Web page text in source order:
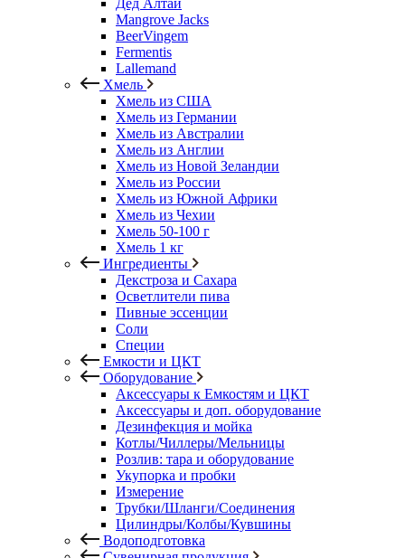
Дед Алтай
Mangrove Jacks
BeerVingem
Fermentis
Lallemand
Хмель
Хмель из США
Хмель из Германии
Хмель из Австралии
Хмель из Англии
Хмель из Новой Зеландии
Хмель из России
Хмель из Южной Африки
Хмель из Чехии
Хмель 50-100 г
Хмель 1 кг
Ингредиенты
Декстроза и Сахара
Осветлители пива
Пивные эссенции
Соли
Специи
Емкости и ЦКТ
Оборудование
Аксессуары к Емкостям и ЦКТ
Аксессуары и доп. оборудование
Дезинфекция и мойка
Котлы/Чиллеры/Мельницы
Розлив: тара и оборудование
Укупорка и пробки
Измерение
Трубки/Шланги/Соединения
Цилиндры/Колбы/Кувшины
Водоподготовка